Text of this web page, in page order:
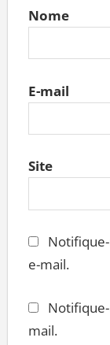
Nome
E-mail
Site
e-mail.
mail.